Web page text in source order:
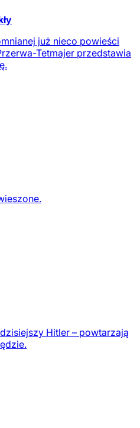
już nieco powieści
Tetmajer przedstawia
Hitler – powtarzają